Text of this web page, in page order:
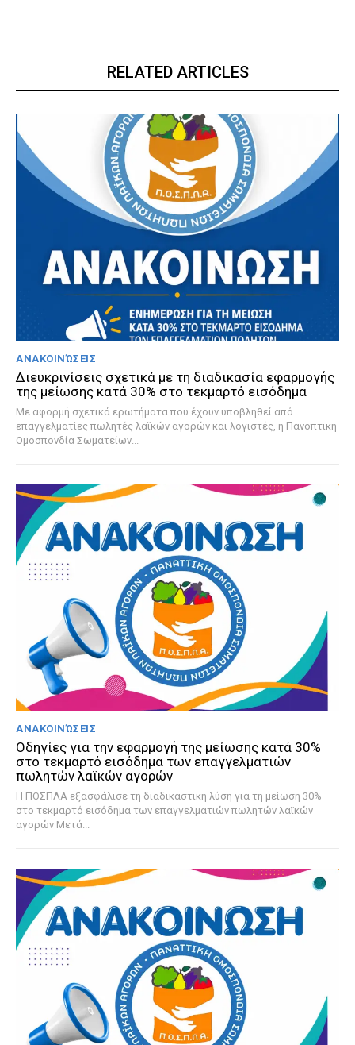
RELATED ARTICLES
ΑΝΑΚΟΙΝΏΣΕΙΣ
Διευκρινίσεις σχετικά με τη διαδικασία εφαρμογής
της μείωσης κατά 30% στο τεκμαρτό εισόδημα
Με αφορμή σχετικά ερωτήματα που έχουν υποβληθεί από
επαγγελματίες πωλητές λαϊκών αγορών και λογιστές, η Πανοπτική
Ομοσπονδία Σωματείων...
ΑΝΑΚΟΙΝΏΣΕΙΣ
Οδηγίες για την εφαρμογή της μείωσης κατά 30%
στο τεκμαρτό εισόδημα των επαγγελματιών
πωλητών λαϊκών αγορών
Η ΠΟΣΠΛΑ εξασφάλισε τη διαδικαστική λύση για τη μείωση 30%
στο τεκμαρτό εισόδημα των επαγγελματιών πωλητών λαϊκών
αγορών Μετά...